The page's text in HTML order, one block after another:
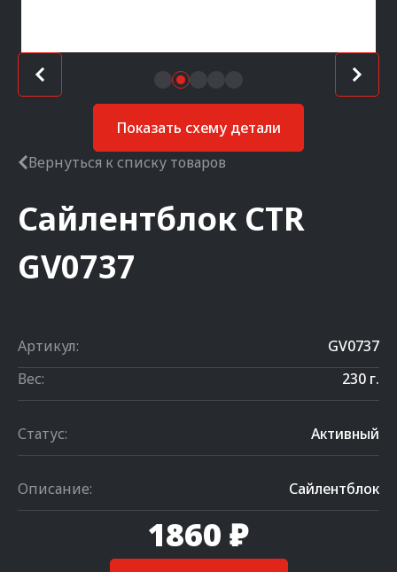
Показать схему детали
Вернуться к списку товаров
Сайлентблок CTR
GV0737
Артикул:
GV0737
Вес:
230 г.
Статус: Активный
Описание: Сайлентблок
1860 ₽